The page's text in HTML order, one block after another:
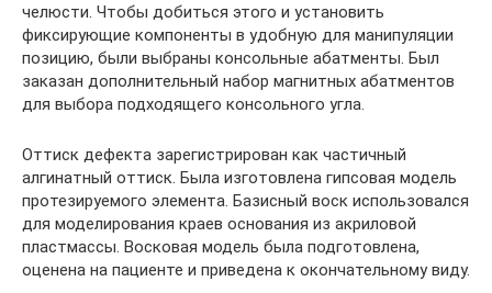
челюсти. Чтобы добиться этого и установить
фиксирующие компоненты в удобную для манипуляции
позицию, были выбраны консольные абатменты. Был
заказан дополнительный набор магнитных абатментов
для выбора подходящего консольного угла.
Оттиск дефекта зарегистрирован как частичный
алгинатный оттиск. Была изготовлена гипсовая модель
протезируемого элемента. Базисный воск использовался
для моделирования краев основания из акриловой
пластмассы. Восковая модель была подготовлена,
оценена на пациенте и приведена к окончательному виду.